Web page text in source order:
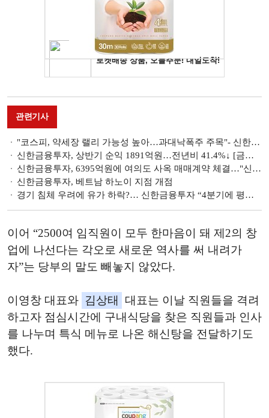
관련기사
"코스피, 약세장 랠리 가능성 높아…과대낙폭주 주목"- 신한금융투자
신한금융투자, 상반기 순익 1891억원…전년비 41.4%↓ [금융사 2022 상반기 실적]
신한금융투자, 6395억원에 여의도 사옥 매매계약 체결…"신성장 동력 투자 재원 확보"
신한금융투자, 베트남 하노이 지점 개점
경기 침체 우려에 유가 하락?… 신한금융투자 “4분기에 평균 90달러로 내릴 듯”
이어 “2500여 임직원이 모두 한마음이 돼 제2의 창
업에 나선다는 각오로 새로운 역사를 써 내려가
자”는 당부의 말도 빼놓지 않았다.
이영창 대표와 김상태
대표는 이날 직원들을 격려
하고자 점심시간에 구내식당을 찾은 직원들과 인사
를 나누며 특식 메뉴로 나온 해신탕을 전달하기도
했다.